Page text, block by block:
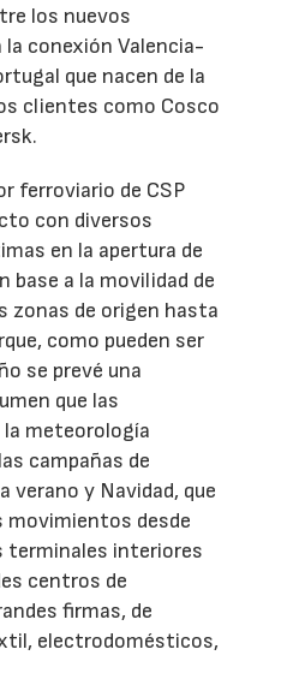
los nuevos
conexión Valencia-
que nacen de la
clientes como Cosco
ferroviario de CSP
con diversos
en la apertura de
base a la movilidad de
zonas de origen hasta
como pueden ser
se prevé una
que las
meteorología
campañas de
verano y Navidad, que
movimientos desde
terminales interiores
centros de
firmas, de
electrodomésticos,